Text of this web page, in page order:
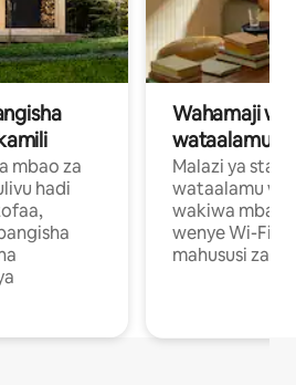
mbao za
hadi
Wahamaji
wataalamu
Malazi ya
wataalamu
wakiwa mbali
wenye Wi-Fi
mahususi za